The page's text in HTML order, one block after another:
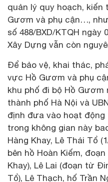
quản lý quy hoạch,
Gươm và phụ cận…,
số 488/BXD/KTQH ngày
Xây Dựng vẫn còn
Để bảo vệ, khai thác,
vực Hồ Gươm và phụ
khu phố đi bộ Hồ
thành phố Hà Nội và
định đưa vào hoạt
trong không gian này
Hàng Khay, Lê Thái Tổ
bên hồ Hoàn Kiếm,
Khay), Lê Lai (đoạn từ
Tổ), Lê Thạch, hố Trần